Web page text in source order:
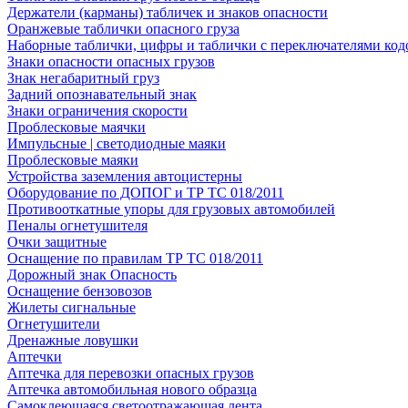
Держатели (карманы) табличек и знаков опасности
Оранжевые таблички опасного груза
Наборные таблички, цифры и таблички с переключателями
Знаки опасности опасных грузов
Знак негабаритный груз
Задний опознавательный знак
Знаки ограничения скорости
Проблесковые маячки
Импульсные | светодиодные маяки
Проблесковые маяки
Устройства заземления автоцистерны
Оборудование по ДОПОГ и ТР ТС 018/2011
Противооткатные упоры для грузовых автомобилей
Пеналы огнетушителя
Очки защитные
Оснащение по правилам ТР ТС 018/2011
Дорожный знак Опасность
Оснащение бензовозов
Жилеты сигнальные
Огнетушители
Дренажные ловушки
Аптечки
Аптечка для перевозки опасных грузов
Аптечка автомобильная нового образца